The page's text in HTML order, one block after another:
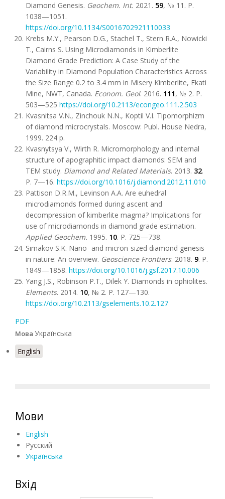
Diamond Genesis. Geochem. Int. 2021. 59, № 11. Р.
1038—1051.
https://doi.org/10.1134/S0016702921110033
Krebs M.Y., Pearson D.G., Stachel T., Stern R.A., Nowicki
T., Cairns S. Using Microdiamonds in Kimberlite
Diamond Grade Prediction: A Case Study of the
Variability in Diamond Population Characteristics Across
the Size Range 0.2 to 3.4 mm in Misery Kimberlite, Ekati
Mine, NWT, Canada. Econom. Geol. 2016. 111, № 2. P.
503—525 https://doi.org/10.2113/econgeo.111.2.503
Kvasnitsa V.N., Zinchouk N.N., Koptil V.I. Tipomorphizm
of diamond microcrystals. Moscow: Publ. House Nedra,
1999. 224 p.
Kvasnytsya V., Wirth R. Micromorphology and internal
structure of apographitic impact diamonds: SEM and
TEM study. Diamond and Related Materials. 2013. 32.
Р. 7—16. https://doi.org/10.1016/j.diamond.2012.11.010
Pattison D.R.M., Levinson A.A. Are euhedral
microdiamonds formed during ascent and
decompression of kimberlite magma? Implications for
use of microdiamonds in diamond grade estimation.
Applied Geochem. 1995. 10. P. 725—738.
Simakov S.K. Nano- and micron-sized diamond genesis
in nature: An overview. Geoscience Frontiers. 2018. 9. P.
1849—1858. https://doi.org/10.1016/j.gsf.2017.10.006
Yang J.S., Robinson P.T., Dilek Y. Diamonds in оphiolites.
Elements. 2014. 10, № 2. P. 127—130.
https://doi.org/10.2113/gselements.10.2.127
PDF
Мова Українська
English
Мови
English
Русский
Українська
Вхід